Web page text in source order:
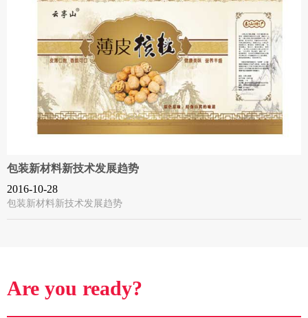
包装新材料新技术发展趋势
2016-10-28
包装新材料新技术发展趋势
Are you ready?